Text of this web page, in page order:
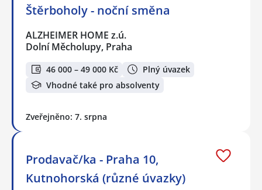
Štěrboholy - noční směna
ALZHEIMER HOME z.ú.
Dolní Měcholupy, Praha
46 000 – 49 000 Kč
Plný úvazek
Vhodné také pro absolventy
Zveřejněno: 7. srpna
Prodavač/ka - Praha 10,
Kutnohorská (různé úvazky)